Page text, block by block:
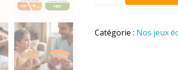
porte-
Catégorie : Nos jeux